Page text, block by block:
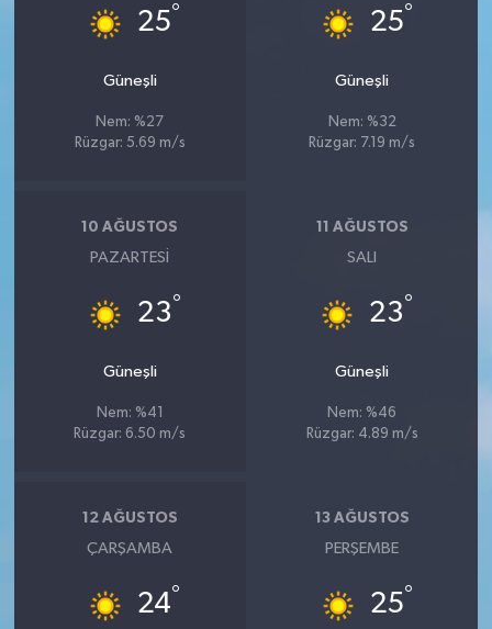
25°
Güneşli
Nem: %27
Rüzgar: 5.69 m/s
25°
Güneşli
Nem: %32
Rüzgar: 7.19 m/s
10 AĞUSTOS
PAZARTESI
23°
Güneşli
Nem: %41
Rüzgar: 6.50 m/s
11 AĞUSTOS
SALI
23°
Güneşli
Nem: %46
Rüzgar: 4.89 m/s
12 AĞUSTOS
ÇARŞAMBA
24°
13 AĞUSTOS
PERŞEMBE
25°